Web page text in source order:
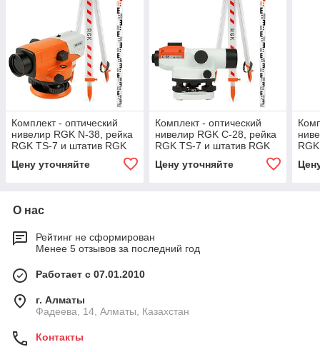
Комплект - оптический
нивелир RGK N-38, рейка
RGK TS-7 и штатив RGK
Цену уточняйте
Комплект - оптический
нивелир RGK C-28, рейка
RGK TS-7 и штатив RGK
Цену уточняйте
О нас
Рейтинг не сформирован
Менее 5 отзывов за последний год
Работает с 07.01.2010
г. Алматы
Фадеева, 14, Алматы, Казахстан
Контакты